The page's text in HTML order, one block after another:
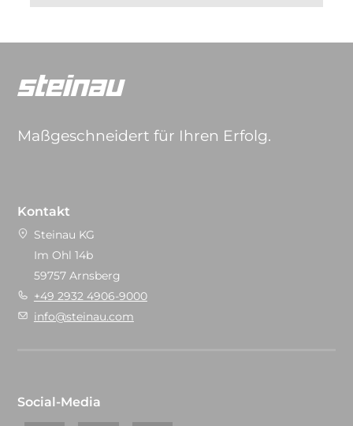
Maßgeschneidert für Ihren Erfolg.
Kontakt
Steinau KG
Im Ohl 14b
59757 Arnsberg
+49 2932 4906-9000
info@steinau.com
Social-Media